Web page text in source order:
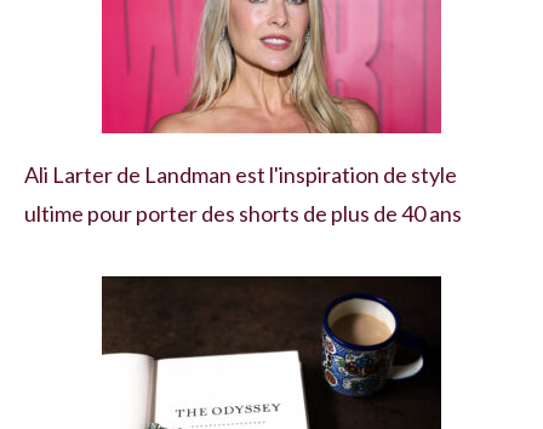
Ali Larter de Landman est l'inspiration de style
ultime pour porter des shorts de plus de 40 ans